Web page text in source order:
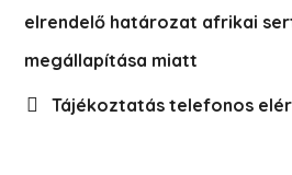
elrendelő határozat afrikai
megállapítása miatt
Tájékoztatás telefonos